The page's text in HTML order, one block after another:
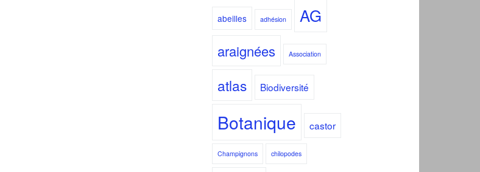
abeilles adhésion AG
araignées Association
atlas Biodiversité
Botanique castor
Champignons chilopodes